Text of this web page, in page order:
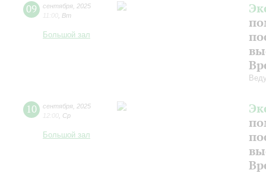
09 сентября 2025
11:00 Вт
Большой зал
10 сентября 2025
12:00 Ср
Большой зал